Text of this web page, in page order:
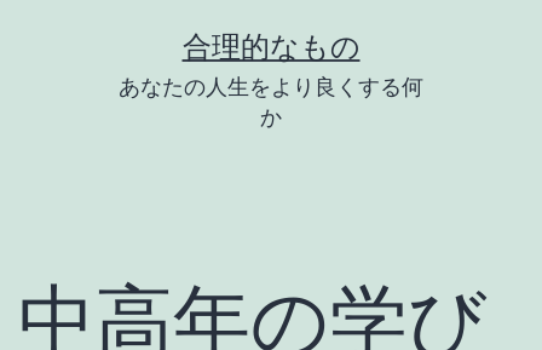
キ
合理的なもの
あなたの人生をより良くする何
か
中高年の学び